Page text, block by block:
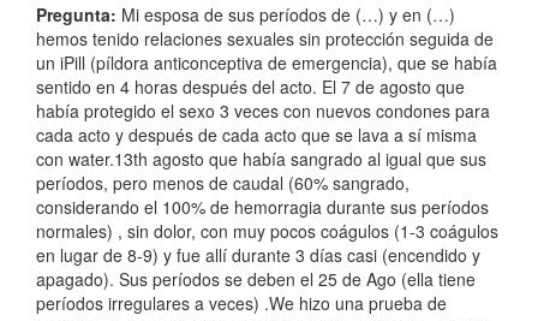
Pregunta: Mi esposa de sus períodos de (…) y en (…)
hemos tenido relaciones sexuales sin protección seguida de
un iPill (píldora anticonceptiva de emergencia), que se había
sentido en 4 horas después del acto. El 7 de agosto que
había protegido el sexo 3 veces con nuevos condones para
cada acto y después de cada acto que se lava a sí misma
con water.13th agosto que había sangrado al igual que sus
períodos, pero menos de caudal (60% sangrado,
considerando el 100% de hemorragia durante sus períodos
normales) , sin dolor, con muy pocos coágulos (1-3 coágulos
en lugar de 8-9) y fue allí durante 3 días casi (encendido y
apagado). Sus períodos se deben el 25 de Ago (ella tiene
períodos irregulares a veces) .We hizo una prueba de